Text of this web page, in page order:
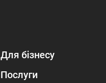
Для бізнесу
Послуги